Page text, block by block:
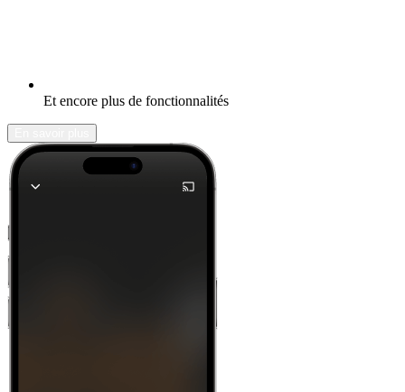
Et encore plus de fonctionnalités